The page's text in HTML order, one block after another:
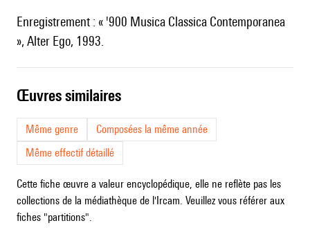
Enregistrement : « '900 Musica Classica Contemporanea
», Alter Ego, 1993.
œuvres similaires
Même genre
Composées la même année
Même effectif détaillé
Cette fiche œuvre a valeur encyclopédique, elle ne reflète pas les
collections de la médiathèque de l'Ircam. Veuillez vous référer aux
fiches "partitions".